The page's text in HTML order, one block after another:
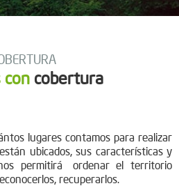
con cobertura
lugares contamos para realizar
ubicados, sus características y
permitirá ordenar el territorio
recuperarlos.